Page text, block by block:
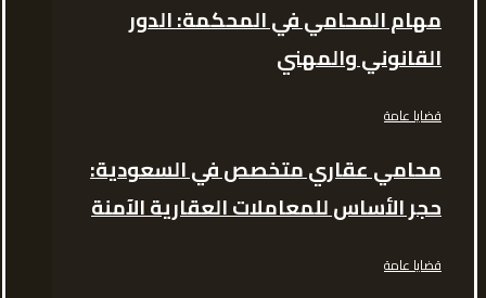
مهام المحامي في المحكمة: الدور
القانوني والمهني
قضايا عامة
محامي عقاري متخصص في السعودية:
حجر الأساس للمعاملات العقارية الآمنة
قضايا عامة